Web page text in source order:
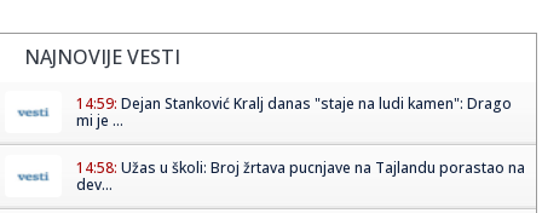
NAJNOVIJE VESTI
14:59: Dejan Stanković Kralj danas "staje na ludi kamen": Drago
mi je ...
14:58: Užas u školi: Broj žrtava pucnjave na Tajlandu porastao na
dev...